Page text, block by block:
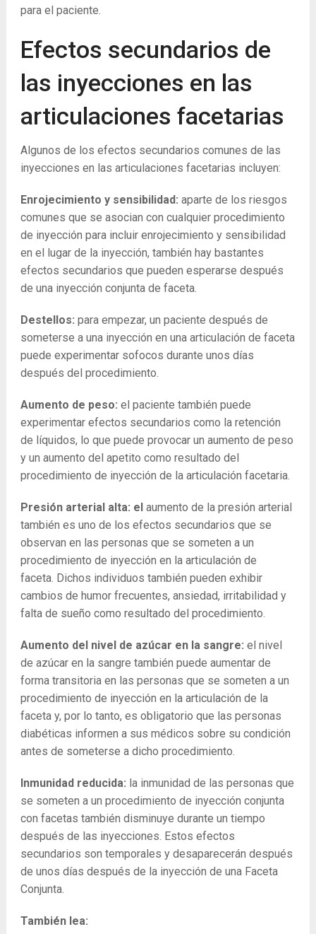
para el paciente.
Efectos secundarios de
las inyecciones en las
articulaciones facetarias
Algunos de los efectos secundarios comunes de las
inyecciones en las articulaciones facetarias incluyen:
Enrojecimiento y sensibilidad: aparte de los riesgos
comunes que se asocian con cualquier procedimiento
de inyección para incluir enrojecimiento y sensibilidad
en el lugar de la inyección, también hay bastantes
efectos secundarios que pueden esperarse después
de una inyección conjunta de faceta.
Destellos: para empezar, un paciente después de
someterse a una inyección en una articulación de faceta
puede experimentar sofocos durante unos días
después del procedimiento.
Aumento de peso: el paciente también puede
experimentar efectos secundarios como la retención
de líquidos, lo que puede provocar un aumento de peso
y un aumento del apetito como resultado del
procedimiento de inyección de la articulación facetaria.
Presión arterial alta: elaumento de la presión arterial
también es uno de los efectos secundarios que se
observan en las personas que se someten a un
procedimiento de inyección en la articulación de
faceta. Dichos individuos también pueden exhibir
cambios de humor frecuentes, ansiedad, irritabilidad y
falta de sueño como resultado del procedimiento.
Aumento del nivel de azúcar en la sangre: el nivel
de azúcar en la sangre también puede aumentar de
forma transitoria en las personas que se someten a un
procedimiento de inyección en la articulación de la
faceta y, por lo tanto, es obligatorio que las personas
diabéticas informen a sus médicos sobre su condición
antes de someterse a dicho procedimiento.
Inmunidad reducida: la inmunidad de las personas que
se someten a un procedimiento de inyección conjunta
con facetas también disminuye durante un tiempo
después de las inyecciones. Estos efectos
secundarios son temporales y desaparecerán después
de unos días después de la inyección de una Faceta
Conjunta.
También lea: